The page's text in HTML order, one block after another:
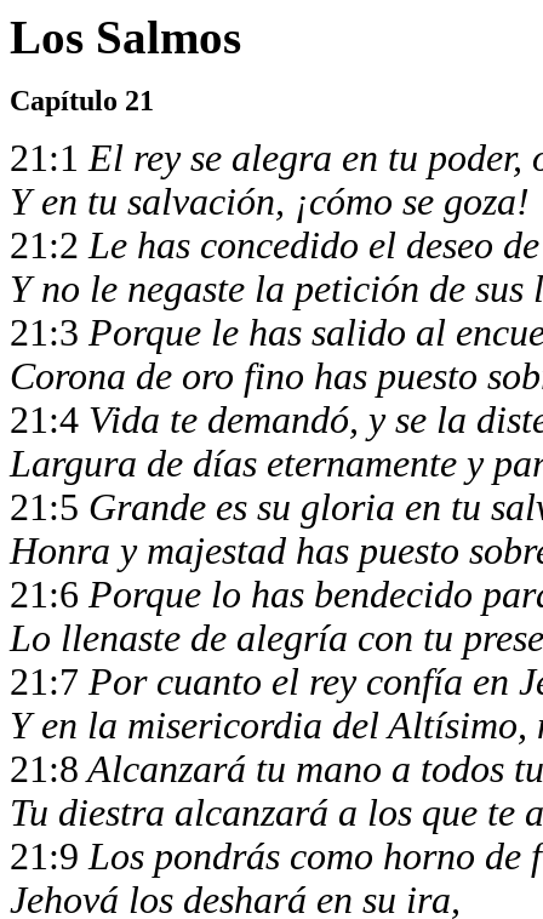
Los Salmos
Capítulo 21
21:1El rey se alegra en tu poder,
Y en tu salvación, ¡cómo se goza!
21:2 Le has concedido el deseo
Y no le negaste la petición de sus
21:3 Porque le has salido al
Corona de oro fino has puesto
21:4 Vida te demandó, y se la
Largura de días eternamente y
21:5 Grande es su gloria en tu
Honra y majestad has puesto
21:6 Porque lo has bendecido
Lo llenaste de alegría con tu
21:7 Por cuanto el rey confía en
Y en la misericordia del Altísimo,
21:8Alcanzará tu mano a todos
Tu diestra alcanzará a los que te
21:9 Los pondrás como horno de
Jehová los deshará en su ira,